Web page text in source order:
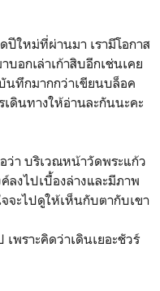
ใหม่ที่ผ่านมา เรามีโอกาส
บอกเล่าเก้าสิบอีกเช่นเคย
ทึกมากกว่าเขียนบล็อค
ดินทางให้อ่านละกันนะคะ
ว่า บริเวณหน้าวัดพระแก้ว
ลงไปเบื้องล่างและมีภาพ
จะไปดูให้เห็นกับตากับเขา
พราะคิดว่าเดินเยอะชัวร์